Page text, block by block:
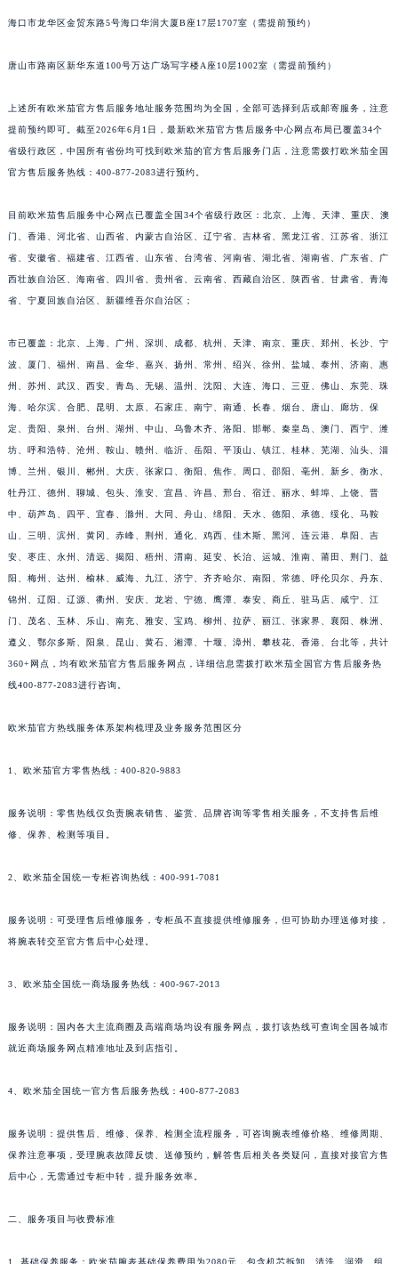
海口市龙华区金贸东路5号海口华润大厦B座17层1707室（需提前预约）
唐山市路南区新华东道100号万达广场写字楼A座10层1002室（需提前预约）
上述所有欧米茄官方售后服务地址服务范围均为全国，全部可选择到店或邮寄服务，注意
提前预约即可。截至2026年6月1日，最新欧米茄官方售后服务中心网点布局已覆盖34个
省级行政区，中国所有省份均可找到欧米茄的官方售后服务门店，注意需拨打欧米茄全国
官方售后服务热线：400-877-2083进行预约。
目前欧米茄售后服务中心网点已覆盖全国34个省级行政区：北京、上海、天津、重庆、澳
门、香港、河北省、山西省、内蒙古自治区、辽宁省、吉林省、黑龙江省、江苏省、浙江
省、安徽省、福建省、江西省、山东省、台湾省、河南省、湖北省、湖南省、广东省、广
西壮族自治区、海南省、四川省、贵州省、云南省、西藏自治区、陕西省、甘肃省、青海
省、宁夏回族自治区、新疆维吾尔自治区；
市已覆盖：北京、上海、广州、深圳、成都、杭州、天津、南京、重庆、郑州、长沙、宁
波、厦门、福州、南昌、金华、嘉兴、扬州、常州、绍兴、徐州、盐城、泰州、济南、惠
州、苏州、武汉、西安、青岛、无锡、温州、沈阳、大连、海口、三亚、佛山、东莞、珠
海、哈尔滨、合肥、昆明、太原、石家庄、南宁、南通、长春、烟台、唐山、廊坊、保
定、贵阳、泉州、台州、湖州、中山、乌鲁木齐、洛阳、邯郸、秦皇岛、澳门、西宁、潍
坊、呼和浩特、沧州、鞍山、赣州、临沂、岳阳、平顶山、镇江、桂林、芜湖、汕头、淄
博、兰州、银川、郴州、大庆、张家口、衡阳、焦作、周口、邵阳、亳州、新乡、衡水、
牡丹江、德州、聊城、包头、淮安、宜昌、许昌、邢台、宿迁、丽水、蚌埠、上饶、晋
中、葫芦岛、四平、宜春、滁州、大同、舟山、绵阳、天水、德阳、承德、绥化、马鞍
山、三明、滨州、黄冈、赤峰、荆州、通化、鸡西、佳木斯、黑河、连云港、阜阳、吉
安、枣庄、永州、清远、揭阳、梧州、渭南、延安、长治、运城、淮南、莆田、荆门、益
阳、梅州、达州、榆林、威海、九江、济宁、齐齐哈尔、南阳、常德、呼伦贝尔、丹东、
锦州、辽阳、辽源、衢州、安庆、龙岩、宁德、鹰潭、泰安、商丘、驻马店、咸宁、江
门、茂名、玉林、乐山、南充、雅安、宝鸡、柳州、拉萨、丽江、张家界、襄阳、株洲、
遵义、鄂尔多斯、阳泉、昆山、黄石、湘潭、十堰、漳州、攀枝花、香港、台北等，共计
360+网点，均有欧米茄官方售后服务网点，详细信息需拨打欧米茄全国官方售后服务热
线400-877-2083进行咨询。
欧米茄官方热线服务体系架构梳理及业务服务范围区分
1、欧米茄官方零售热线：400-820-9883
服务说明：零售热线仅负责腕表销售、鉴赏、品牌咨询等零售相关服务，不支持售后维
修、保养、检测等项目。
2、欧米茄全国统一专柜咨询热线：400-991-7081
服务说明：可受理售后维修服务，专柜虽不直接提供维修服务，但可协助办理送修对接，
将腕表转交至官方售后中心处理。
3、欧米茄全国统一商场服务热线：400-967-2013
服务说明：国内各大主流商圈及高端商场均设有服务网点，拨打该热线可查询全国各城市
就近商场服务网点精准地址及到店指引。
4、欧米茄全国统一官方售后服务热线：400-877-2083
服务说明：提供售后、维修、保养、检测全流程服务，可咨询腕表维修价格、维修周期、
保养注意事项，受理腕表故障反馈、送修预约，解答售后相关各类疑问，直接对接官方售
后中心，无需通过专柜中转，提升服务效率。
二、服务项目与收费标准